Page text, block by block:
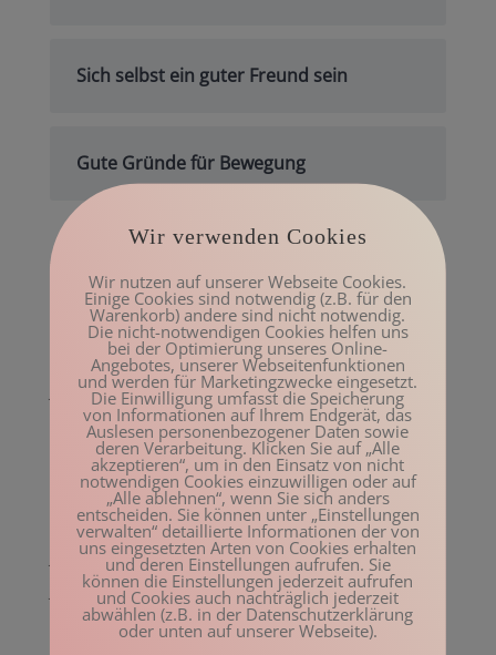
Sich selbst ein guter Freund sein
Gute Gründe für Bewegung
Archiv
Mai 2023
März 2023
Februar 2023
Januar 2023
Dezember 2022
November 2022
Oktober 2022
August 2022
Juli 2022
Juni 2022
Mai 2022
Wir verwenden Cookies
Wir nutzen auf unserer Webseite Cookies.
Einige Cookies sind notwendig (z.B. für den
Warenkorb) andere sind nicht notwendig.
Die nicht-notwendigen Cookies helfen uns
bei der Optimierung unseres Online-
Angebotes, unserer Webseitenfunktionen
und werden für Marketingzwecke eingesetzt.
Die Einwilligung umfasst die Speicherung
von Informationen auf Ihrem Endgerät, das
Auslesen personenbezogener Daten sowie
deren Verarbeitung. Klicken Sie auf „Alle
akzeptieren“, um in den Einsatz von nicht
notwendigen Cookies einzuwilligen oder auf
„Alle ablehnen“, wenn Sie sich anders
entscheiden. Sie können unter „Einstellungen
verwalten“ detaillierte Informationen der von
uns eingesetzten Arten von Cookies erhalten
und deren Einstellungen aufrufen. Sie
können die Einstellungen jederzeit aufrufen
und Cookies auch nachträglich jederzeit
abwählen (z.B. in der Datenschutzerklärung
oder unten auf unserer Webseite).